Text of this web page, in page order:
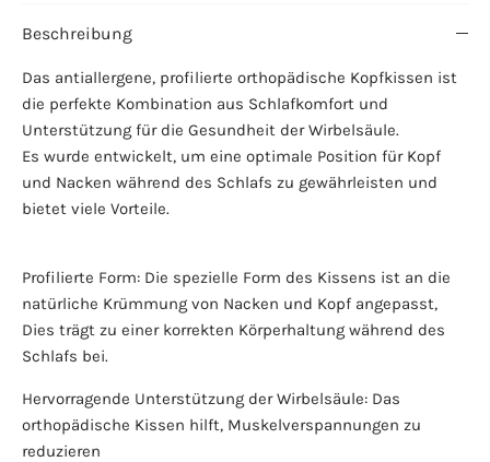
Beschreibung
Das antiallergene, profilierte orthopädische Kopfkissen ist
die perfekte Kombination aus Schlafkomfort und
Unterstützung für die Gesundheit der Wirbelsäule.
Es wurde entwickelt, um eine optimale Position für Kopf
und Nacken während des Schlafs zu gewährleisten und
bietet viele Vorteile.
Profilierte Form: Die spezielle Form des Kissens ist an die
natürliche Krümmung von Nacken und Kopf angepasst,
Dies trägt zu einer korrekten Körperhaltung während des
Schlafs bei.
Hervorragende Unterstützung der Wirbelsäule: Das
orthopädische Kissen hilft, Muskelverspannungen zu
reduzieren